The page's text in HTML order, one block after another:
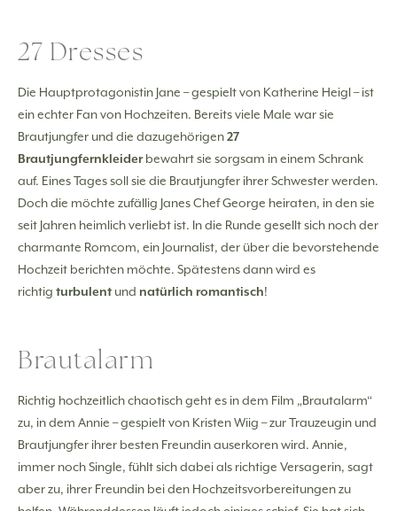
27 Dresses
Die Hauptprotagonistin Jane – gespielt von Katherine Heigl – ist
ein echter Fan von Hochzeiten. Bereits viele Male war sie
Brautjungfer und die dazugehörigen27
Brautjungfernkleiderbewahrt sie sorgsam in einem Schrank
auf. Eines Tages soll sie die Brautjungfer ihrer Schwester werden.
Doch die möchte zufällig Janes Chef George heiraten, in den sie
seit Jahren heimlich verliebt ist. In die Runde gesellt sich noch der
charmante Romcom, ein Journalist, der über die bevorstehende
Hochzeit berichten möchte. Spätestens dann wird es
richtig turbulent und natürlich romantisch!
Brautalarm
Richtig hochzeitlich chaotisch geht es in dem Film „Brautalarm“
zu, in dem Annie – gespielt von Kristen Wiig – zur Trauzeugin und
Brautjungfer ihrer besten Freundin auserkoren wird. Annie,
immer noch Single, fühlt sich dabei als richtige Versagerin, sagt
aber zu, ihrer Freundin bei den Hochzeitsvorbereitungen zu